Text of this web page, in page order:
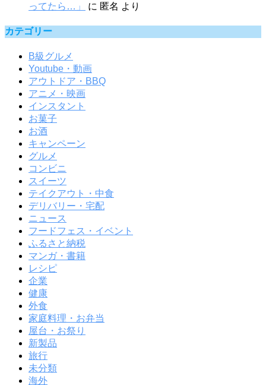
ってたら…」
に 匿名 より
カテゴリー
B級グルメ
Youtube・動画
アウトドア・BBQ
アニメ・映画
インスタント
お菓子
お酒
キャンペーン
グルメ
コンビニ
スイーツ
テイクアウト・中食
デリバリー・宅配
ニュース
フードフェス・イベント
ふるさと納税
マンガ・書籍
レシピ
企業
健康
外食
家庭料理・お弁当
屋台・お祭り
新製品
旅行
未分類
海外